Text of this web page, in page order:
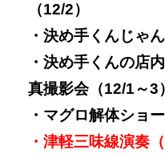
（12/2）
・決め手くんじゃ
・決め手くんの店
真撮影会（12/1～3）
・マグロ解体ショ
・津軽三味線演奏